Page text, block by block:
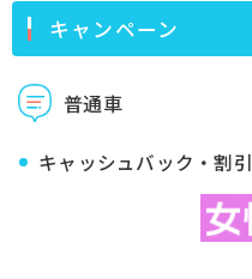
キャンペーン
普通車
キャッシュバック・割引